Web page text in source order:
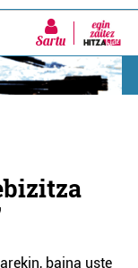
Sartu
baina uste